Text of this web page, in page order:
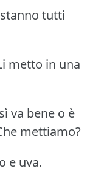
tutti
metto in una
va bene o è
mettiamo?
e uva.